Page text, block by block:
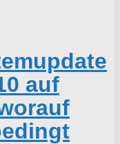
auf